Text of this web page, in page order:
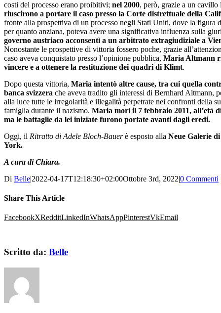
costi del processo erano proibitivi; nel 2000, però, grazie a un cavillo
riuscirono a portare il caso presso la Corte distrettuale della
fronte alla prospettiva di un processo negli Stati Uniti, dove la figura
per quanto anziana, poteva avere una significativa influenza sulla
governo austriaco acconsentì a un arbitrato extragiudiziale a
Nonostante le prospettive di vittoria fossero poche, grazie
caso aveva conquistato presso l’opinione pubblica, Maria Altmann
vincere e a ottenere la restituzione dei quadri di Klimt.
Dopo questa vittoria, Maria intentò altre cause, tra cui quella
banca svizzera che aveva tradito gli interessi di Bernhard Altmann,
alla luce tutte le irregolarità e illegalità perpetrate nei confronti della
famiglia durante il nazismo. Maria morì il 7 febbraio 2011, all’età
ma le battaglie da lei iniziate furono portate avanti dagli eredi.
Oggi, il Ritratto di Adele Bloch-Bauerè esposto alla Neue Galerie
York.
A cura di Chiara.
Di Belle|2022-04-17T12:18:30+02:00Ottobre 3rd, 2022|0 Commenti
Share This Article
FacebookXRedditLinkedInWhatsAppPinterestVkEmail
Scritto da: Belle